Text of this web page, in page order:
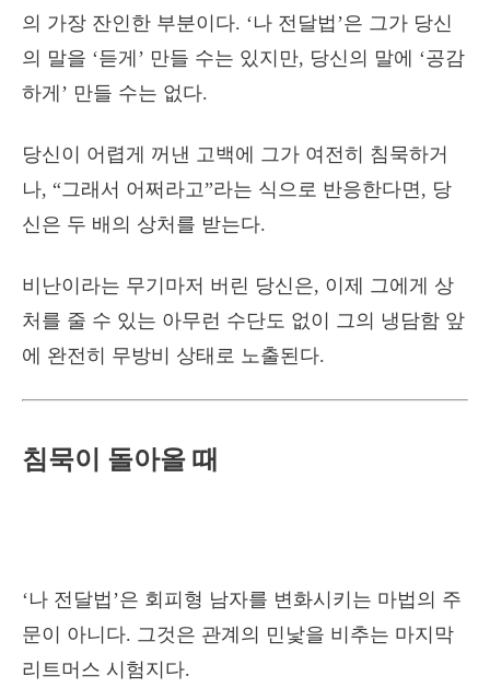
의 가장 잔인한 부분이다. ‘나 전달법’은 그가 당신
의 말을 ‘듣게’ 만들 수는 있지만, 당신의 말에 ‘공감
하게’ 만들 수는 없다.
당신이 어렵게 꺼낸 고백에 그가 여전히 침묵하거
나, “그래서 어쩌라고”라는 식으로 반응한다면, 당
신은 두 배의 상처를 받는다.
비난이라는 무기마저 버린 당신은, 이제 그에게 상
처를 줄 수 있는 아무런 수단도 없이 그의 냉담함 앞
에 완전히 무방비 상태로 노출된다.
침묵이 돌아올 때
‘나 전달법’은 회피형 남자를 변화시키는 마법의 주
문이 아니다. 그것은 관계의 민낯을 비추는 마지막
리트머스 시험지다.